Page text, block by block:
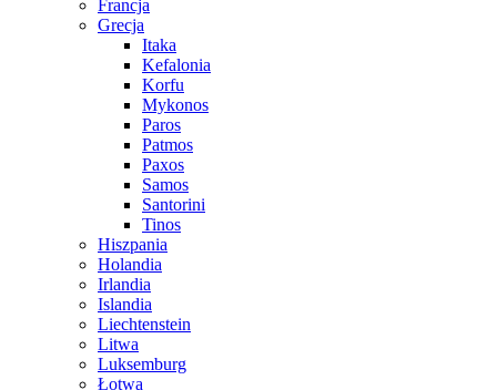
Francja
Grecja
Itaka
Kefalonia
Korfu
Mykonos
Paros
Patmos
Paxos
Samos
Santorini
Tinos
Hiszpania
Holandia
Irlandia
Islandia
Liechtenstein
Litwa
Luksemburg
Łotwa